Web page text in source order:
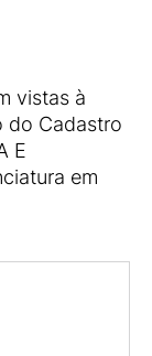
vistas à
do Cadastro
E
em